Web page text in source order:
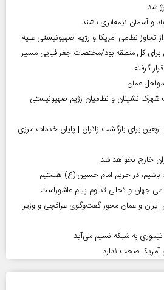
شد
و آسمان نیمه‌ابری باشند
نظامی آمریکا و رژیم صهیونیستی علیه
برای کل منطقه بود/مختصات جغرافیایی مسیر
گرفته
عمان
شهرک نشینان و نظامیان رژیم صهیونیستی
برای بازگشت زائران | پایان خدمات مرزی
خارج نخواهد شد
در حریم امام حسین (ع) هستیم
جهان و تجلی تداوم پیام عاشوراست
ایران و عمان محور گفت‌وگوی عراقچی و وزیر
به شبکه نسیم می‌آید
آمریکا صحت ندارد